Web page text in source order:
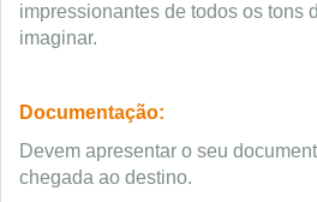
impressionantes de todos os tons
imaginar.
Documentação:
Devem apresentar o seu
chegada ao destino.